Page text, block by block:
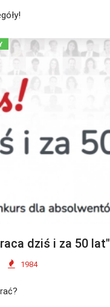
dziś i za 50 lat"
1984